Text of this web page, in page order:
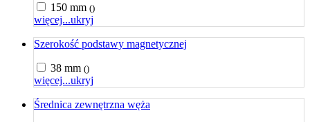
150 mm ()
więcej...ukryj
Szerokość podstawy magnetycznej
38 mm ()
więcej...ukryj
Średnica zewnętrzna węża